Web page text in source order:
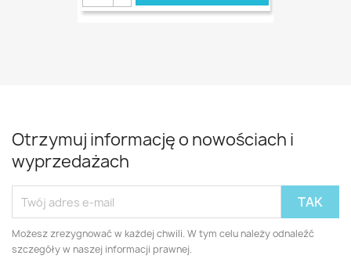
Otrzymuj informację o nowościach i
wyprzedażach
Możesz zrezygnować w każdej chwili. W tym celu należy odnaleźć
szczegóły w naszej informacji prawnej.